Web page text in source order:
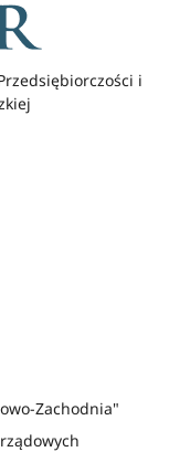
i
Zachodnia"